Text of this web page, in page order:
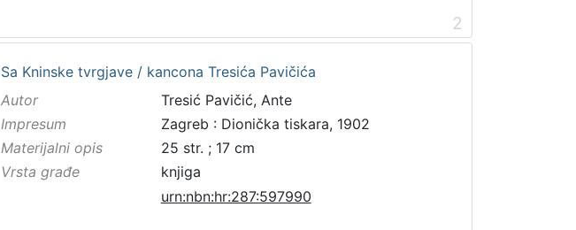
2
Sa Kninske tvrgjave / kancona Tresića Pavičića
Autor
Tresić Pavičić, Ante
Impresum
Zagreb : Dionička tiskara, 1902
Materijalni opis
25 str. ; 17 cm
Vrsta građe
knjiga
urn:nbn:hr:287:597990